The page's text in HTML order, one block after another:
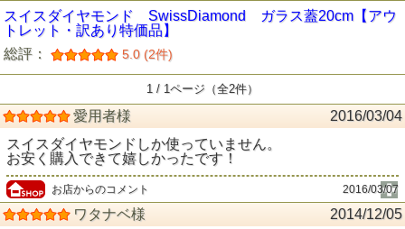
スイスダイヤモンド SwissDiamond ガラス蓋20cm【アウ
トレット・訳あり特価品】
総評：
5.0 (2件)
1 / 1ページ（全2件）
愛用者様
2016/03/04
スイスダイヤモンドしか使っていません。
お安く購入できて嬉しかったです！
お店からのコメント 2016/03/07
ワタナベ様
2014/12/05